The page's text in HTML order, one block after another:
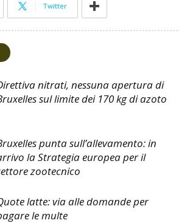
Twitter
nitrati, nessuna apertura di
sul limite dei 170 kg di azoto
punta sull’allevamento: in
la Strategia europea per il
zootecnico
latte: via alle domande per
le multe